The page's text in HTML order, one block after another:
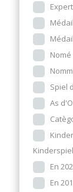
Expert
Spiel
As
En
En